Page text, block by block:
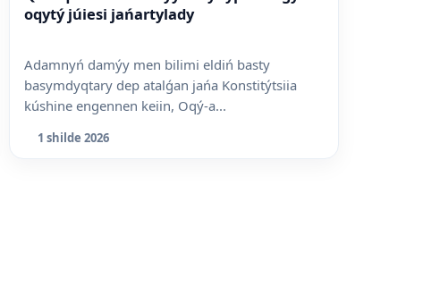
oqytý júiesi jańartylady
Adamnyń damýy men bilimi eldiń basty
basymdyqtary dep atalǵan jańa Konstitýtsiia
kúshine engennen keiin, Oqý-a...
1 shilde 2026